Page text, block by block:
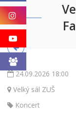
24.09.2026 18:00
Velký sál ZUŠ
Koncert